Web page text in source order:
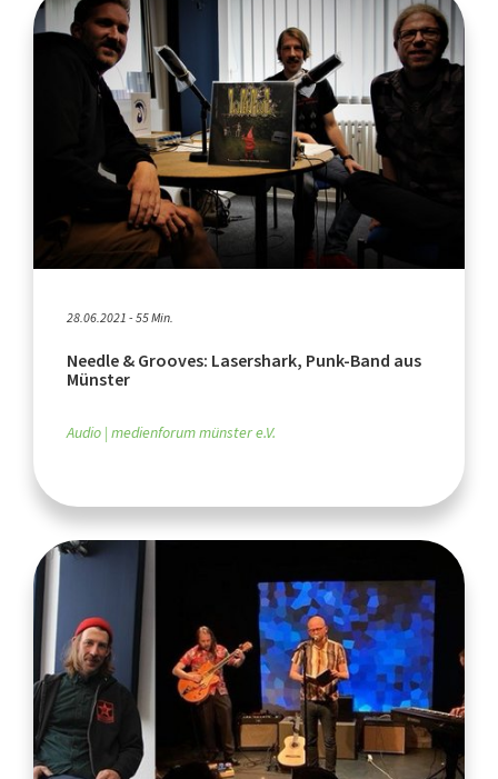
28.06.2021 - 55 Min.
Needle & Grooves: Lasershark, Punk-Band aus
Münster
Audio medienforum münster e.V.